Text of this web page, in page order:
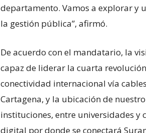
departamento. Vamos a explorar y
la gestión pública”, afirmó.
De acuerdo con el mandatario, la
capaz de liderar la cuarta
conectividad internacional vía
Cartagena, y la ubicación de
instituciones, entre universidades y
digital por donde se conectará